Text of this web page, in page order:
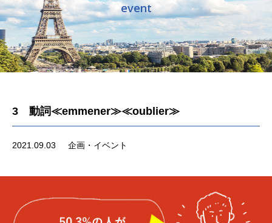
event
3 動詞≪emmener≫≪oublier≫
2021.09.03 企画・イベント